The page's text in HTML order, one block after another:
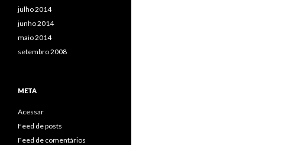
julho 2014
junho 2014
maio 2014
setembro 2008
META
Acessar
Feed de posts
Feed de comentários